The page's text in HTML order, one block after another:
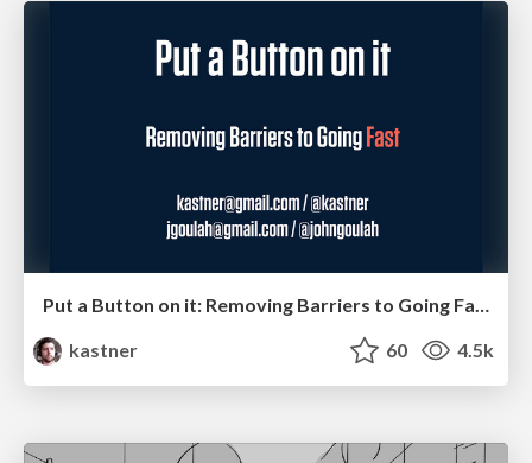
Put a Button on it: Removing Barriers to Going Fast.
kastner
60 4.5k